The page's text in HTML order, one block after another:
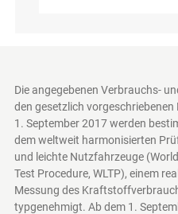
Die angegebenen Verbrauchs-
den gesetzlich
1. September 2017 werden
dem weltweit harmonisierten
und leichte Nutzfahrzeuge
Test Procedure, WLTP), einem
Messung des
typgenehmigt. Ab dem 1.